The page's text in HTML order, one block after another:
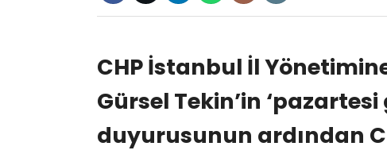
CHP İstanbul İl
Gürsel Tekin’in
duyurusunun ardından